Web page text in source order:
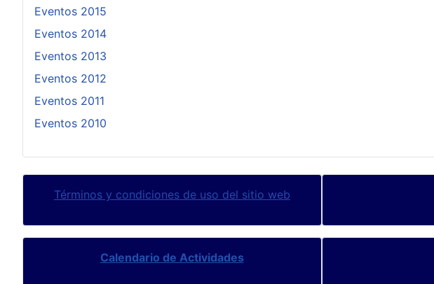
Eventos 2015
Eventos 2014
Eventos 2013
Eventos 2012
Eventos 2011
Eventos 2010
Términos y condiciones de uso del sitio web
Calendario de Actividades